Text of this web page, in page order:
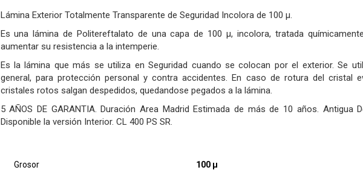
Lámina Exterior Totalmente Transparente de Seguridad Incolora de 100 µ.
Es una lámina de Politereftalato de una capa de 100 µ, incolora, tratada
aumentar su resistencia a la intemperie.
Es la lámina que más se utiliza en Seguridad cuando se colocan por el exterior. Se
general, para protección personal y contra accidentes. En caso de rotura del cristal
cristales rotos salgan despedidos, quedandose pegados a la lámina.
5 AÑOS DE GARANTIA. Duración Area Madrid Estimada de más de 10 años. Antigua
Disponible la versión Interior. CL 400 PS SR.
Grosor 100 µ